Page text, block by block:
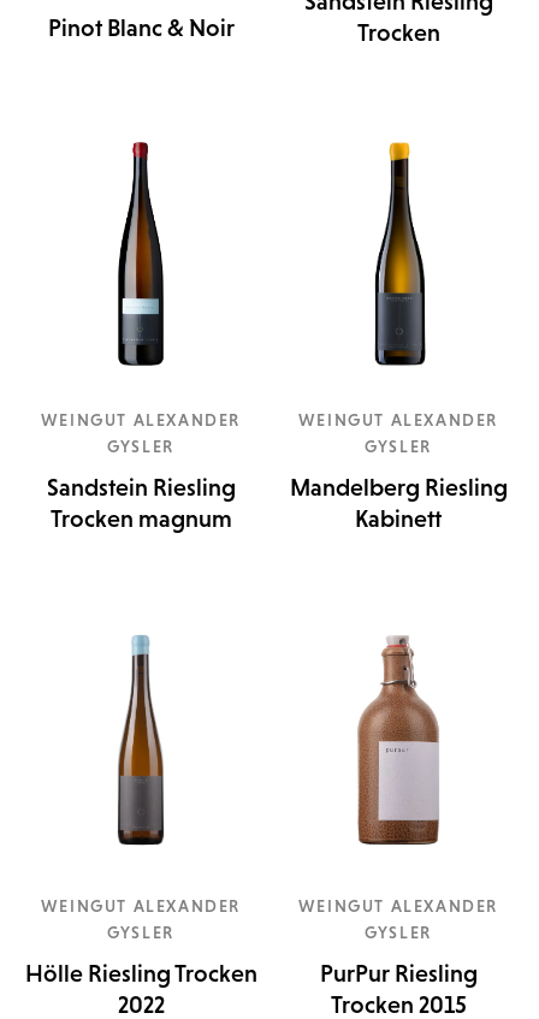
Pinot Blanc & Noir
Trocken
WEINGUT ALEXANDER
GYSLER
Sandstein Riesling
Trocken magnum
WEINGUT ALEXANDER
GYSLER
Mandelberg Riesling
Kabinett
WEINGUT ALEXANDER
GYSLER
Hölle Riesling Trocken
2022
WEINGUT ALEXANDER
GYSLER
PurPur Riesling
Trocken 2015